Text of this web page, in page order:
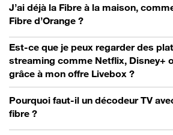
J’ai déjà la Fibre à la maison,
Fibre d’Orange ?
Est-ce que je peux regarder des
streaming comme Netflix, Disney+
grâce à mon offre Livebox ?
Pourquoi faut-il un décodeur TV
fibre ?